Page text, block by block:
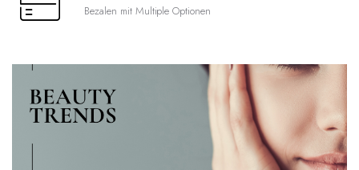
Bezalen mit Multiple Optionen